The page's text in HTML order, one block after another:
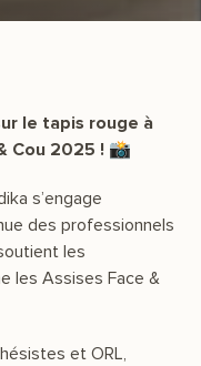
le tapis rouge à
Cou 2025 ! 📸
s’engage
des professionnels
les
les Assises Face &
et ORL,